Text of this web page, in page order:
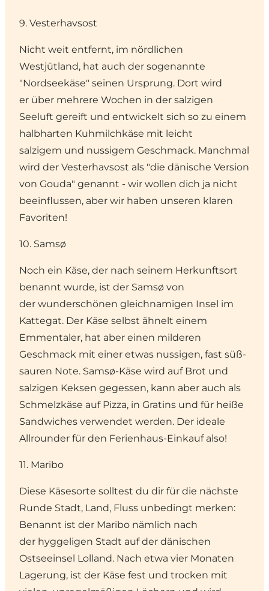
9. Vesterhavsost
Nicht weit entfernt, im nördlichen
Westjütland, hat auch der sogenannte
"Nordseekäse" seinen Ursprung. Dort wird
er über mehrere Wochen in der salzigen
Seeluft gereift und entwickelt sich so zu einem
halbharten Kuhmilchkäse mit leicht
salzigem und nussigem Geschmack. Manchmal
wird der Vesterhavsost als "die dänische Version
von Gouda" genannt - wir wollen dich ja nicht
beeinflussen, aber wir haben unseren klaren
Favoriten!
10. Samsø
Noch ein Käse, der nach seinem Herkunftsort
benannt wurde, ist der Samsø von
der wunderschönen gleichnamigen Insel im
Kattegat. Der Käse selbst ähnelt einem
Emmentaler, hat aber einen milderen
Geschmack mit einer etwas nussigen, fast süß-
sauren Note. Samsø-Käse wird auf Brot und
salzigen Keksen gegessen, kann aber auch als
Schmelzkäse auf Pizza, in Gratins und für heiße
Sandwiches verwendet werden. Der ideale
Allrounder für den Ferienhaus-Einkauf also!
11. Maribo
Diese Käsesorte solltest du dir für die nächste
Runde Stadt, Land, Fluss unbedingt merken:
Benannt ist der Maribo nämlich nach
der hyggeligen Stadt auf der dänischen
Ostseeinsel Lolland. Nach etwa vier Monaten
Lagerung, ist der Käse fest und trocken mit